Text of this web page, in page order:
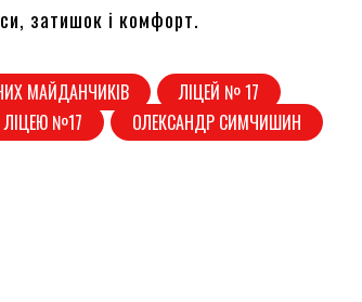
затишок і комфорт.
МАЙДАНЧИКІВ
ЛІЦЕЙ № 17
№17
ОЛЕКСАНДР СИМЧИШИН